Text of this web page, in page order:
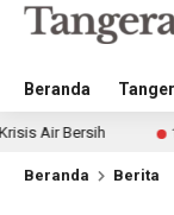
Beranda
16 jam
Beranda Berita